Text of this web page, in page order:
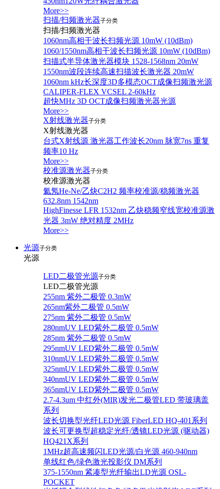
More>>
扫描/扫频激光器子分类
扫描/扫频激光器
1060nm高相干波长扫频光源 10mW (10dBm)
1060/1550nm高相干波长扫频光源 10mW (10dBm)
扫描式半导体激光器模块 1528-1568nm 20mW
1550nm波段连续高速扫描波长激光器 20mW
1060nm kHz长深度3D多模态OCT成像扫频激光源
CALIPER-FLEX VCSEL 2-60kHz
超快MHz 3D OCT成像扫频激光器光源
More>>
X射线激光器子分类
X射线激光器
台式X射线源 激光器工作波长20nm 脉宽7ns 重复
频率10 Hz
More>>
校准源激光器子分类
校准源激光器
氦氖He-Ne/乙炔C2H2 频率校准源/稳频激光器
632.8nm 1542nm
HighFinesse LFR 1532nm 乙炔稳频窄线宽校准源激
光器 3mW 绝对精度 2MHz
More>>
光源子分类
光源
LED二极管光源子分类
LED二极管光源
255nm 紫外二极管 0.3mW
265nm紫外二极管 0.5mW
275nm 紫外二极管 0.5mW
280nmUV LED紫外二极管 0.5mW
285nm 紫外二极管 0.5mW
295nmUV LED紫外二极管 0.5mW
310nmUV LED紫外二极管 0.5mW
325nmUV LED紫外二极管 0.5mW
340nmUV LED紫外二极管 0.5mW
365nmUV LED紫外二极管 0.5mW
2.7-4.3um 中红外(MIR)发光二极管LED 带玻璃盖
系列
波长切换型光纤LED光源 FiberLED HQ-401系列
波长可更换型超稳定光纤/透镜LED光源 (驱动器)
HQ421X系列
1MHz超高速频闪LED光源/白光源 460-940nm
单线红色/绿色激光投影仪 DM系列
375-1550nm 紧凑型光纤输出LD光源 OSL-
POCKET